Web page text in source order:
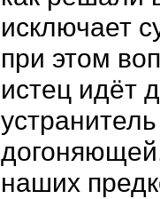
исключает
при этом
истец идёт
наших